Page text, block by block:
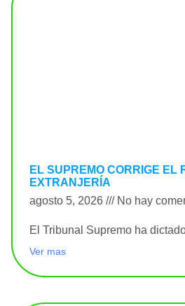
EL SUPREMO CORRIGE EL
EXTRANJERÍA
agosto 5, 2026
No hay
El Tribunal Supremo ha
Ver mas